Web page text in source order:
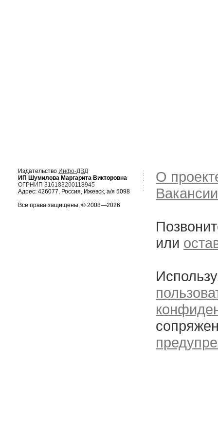
Издательство Инфо-ДВД
ИП Шумилова Маргарита Викторовна
ОГРНИП 316183200118945
Адрес: 426077, Россия, Ижевск, а/я 5098
Все права защищены, © 2008—2026
О
Вакансии
или